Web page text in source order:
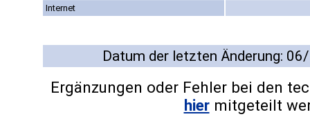
Internet
Datum der letzten Änderung:
Ergänzungen oder Fehler bei den
hiermitgeteilt